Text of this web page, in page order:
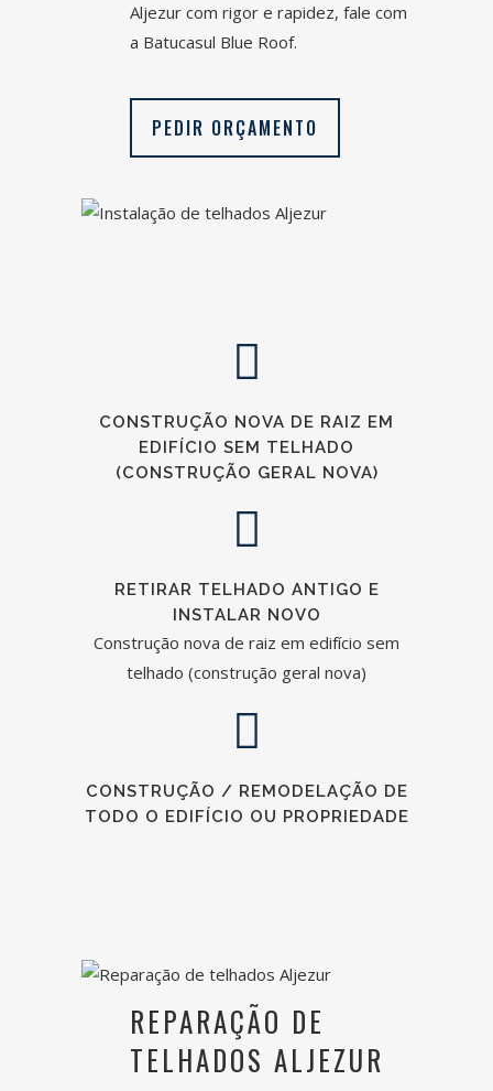
Aljezur com rigor e rapidez, fale com
a Batucasul Blue Roof.
PEDIR ORÇAMENTO
CONSTRUÇÃO NOVA DE RAIZ EM
EDIFÍCIO SEM TELHADO
(CONSTRUÇÃO GERAL NOVA)
RETIRAR TELHADO ANTIGO E
INSTALAR NOVO
Construção nova de raiz em edifício sem
telhado (construção geral nova)
CONSTRUÇÃO / REMODELAÇÃO DE
TODO O EDIFÍCIO OU PROPRIEDADE
REPARAÇÃO DE
TELHADOS ALJEZUR